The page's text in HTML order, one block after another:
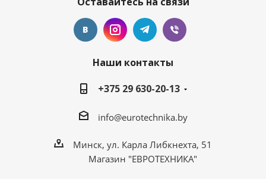
Наши контакты
+375 29 630-20-13
info@eurotechnika.by
Минск, ул. Карла Либкнехта, 51
Магазин "ЕВРОТЕХНИКА"